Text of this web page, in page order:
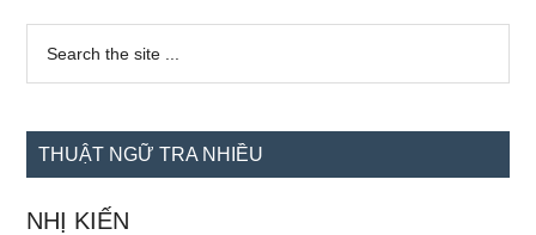
Sidebar
chính
...
THUẬT NGỮ TRA NHIỀU
NHỊ KIẾN